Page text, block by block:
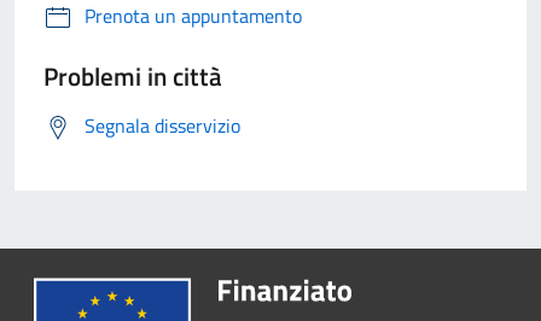
Prenota un appuntamento
Problemi in città
Segnala disservizio